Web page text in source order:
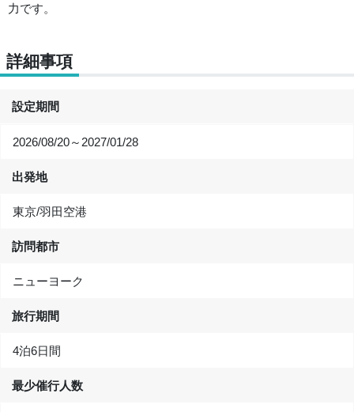
力です。
詳細事項
設定期間
2026/08/20～2027/01/28
出発地
東京/羽田空港
訪問都市
ニューヨーク
旅行期間
4泊6日間
最少催行人数